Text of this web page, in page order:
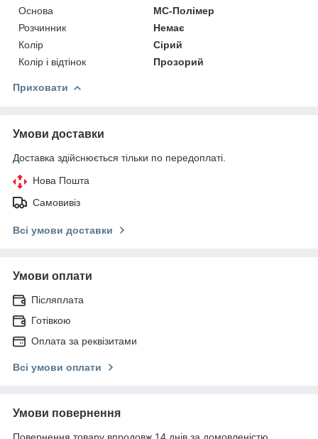
Основа
МС-Полімер
Розчинник
Немає
Колір
Сірий
Колір і відтінок
Прозорий
Приховати
Умови доставки
Доставка здійснюється тільки по передоплаті.
Нова Пошта
Самовивіз
Всі умови доставки
Умови оплати
Післяплата
Готівкою
Оплата за реквізитами
Всі умови оплати
Умови повернення
Повернення товару впродовж 14 днів за домовленістю